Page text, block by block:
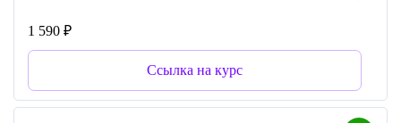
1 590 ₽
Ссылка на курс